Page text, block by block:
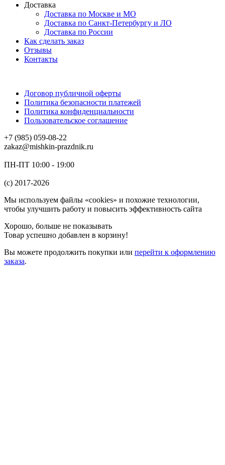
Доставка
Доставка по Москве и МО
Доставка по Санкт-Петербургу и ЛО
Доставка по России
Как сделать заказ
Отзывы
Контакты
Договор публичной оферты
Политика безопасности платежей
Политика конфиденциальности
Пользовательское соглашение
+7 (985) 059-08-22
zakaz@mishkin-prazdnik.ru
ПН-ПТ 10:00 - 19:00
(c) 2017-2026
Мы используем файлы «cookies» и похожие технологии,
чтобы улучшить работу и повысить эффективность сайта
Хорошо, больше не показывать
Товар успешно добавлен в корзину!
Вы можете продолжить покупки или перейти к оформлению
заказа.